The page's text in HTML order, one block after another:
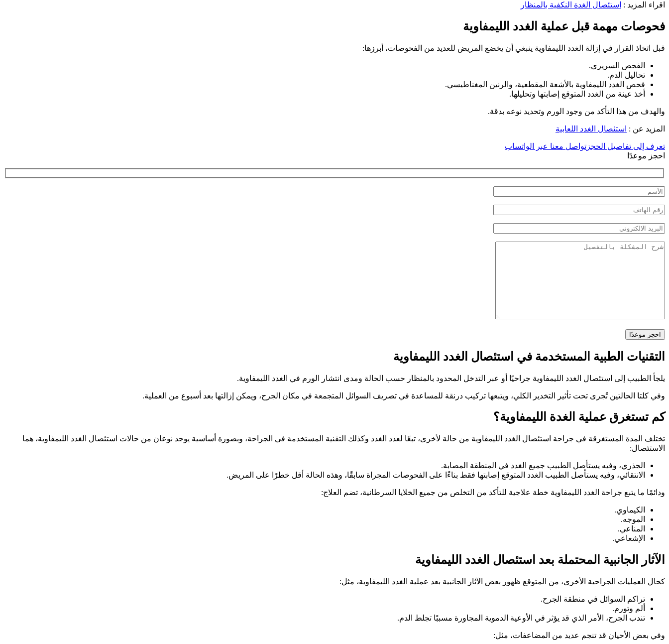
اقراء المزيد : استئصال الغدة النكفية بالمنظار
فحوصات مهمة قبل عملية الغدد الليمفاوية
قبل اتخاذ القرار في إزالة الغدد الليمفاوية ينبغي أن يخضع المريض للعديد من الفحوصات، أبرزها:
الفحص السريري.
تحاليل الدم.
فحص الغدد الليمفاوية بالأشعة المقطعية، والرنين المغناطيسي.
أخذ عينة من الغدد المتوقع إصابتها وتحليلها.
والهدف من هذا التأكد من وجود الورم وتحديد نوعه بدقة.
المزيد عن : استئصال الغدد اللعابية
تعرف إلى تفاصيل الحجز تواصل معنا عبر الواتساب
احجز موعدًا
احجز موعدًا
التقنيات الطبية المستخدمة في استئصال الغدد الليمفاوية
يلجأ الطبيب إلى استئصال الغدد الليمفاوية جراحيًا أو عبر التدخل المحدود بالمنظار حسب الحالة ومدى انتشار الورم في الغدد الليمفاوية.
وفي كلتا الحالتين تُجرى تحت تأثير التخدير الكلي، ويتبعها تركيب درنقة للمساعدة في تصريف السوائل المتجمعة في مكان الجرح، ويمكن إزالتها بعد أسبوع من العملية.
كم تستغرق عملية الغدة الليمفاوية؟
تختلف المدة المستغرقة في جراحة استئصال الغدد الليمفاوية من حالة لأخرى، تبعًا لعدد الغدد وكذلك التقنية المستخدمة في الجراحة، وبصورة أساسية يوجد نوعان من حالات استئصال الغدد الليمفاوية، هما
الاستئصال:
الجذري، وفيه يستأصل الطبيب جميع الغدد في المنطقة المصابة.
الانتقائي، وفيه يستأصل الطبيب الغدد المتوقع إصابتها فقط بناءًا على الفحوصات المجراة سابقًا، وهذه الحالة أقل خطرًا على المريض.
ودائمًا ما يتبع جراحة الغدد الليمفاوية خطة علاجية للتأكد من التخلص من جميع الخلايا السرطانية، تضم العلاج:
الكيماوي.
الموجه.
المناعي.
الإشعاعي.
الآثار الجانبية المحتملة بعد استئصال الغدد الليمفاوية
كحال العمليات الجراحية الأخرى، من المتوقع ظهور بعض الآثار الجانبية بعد عملية الغدد الليمفاوية، مثل:
تراكم السوائل في منطقة الجرح.
ألم وتورم.
تندب الجرح، الأمر الذي قد يؤثر في الأوعية الدموية المجاورة مسببًا تجلط الدم.
وفي بعض الأحيان قد تنجم عديد من المضاعفات، مثل: